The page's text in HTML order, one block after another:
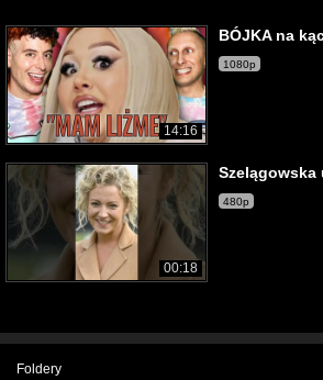
14:16
BÓJKA na
1080p
00:18
Szelągowska
480p
Foldery